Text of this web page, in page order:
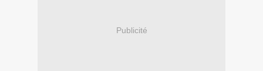
Publicité